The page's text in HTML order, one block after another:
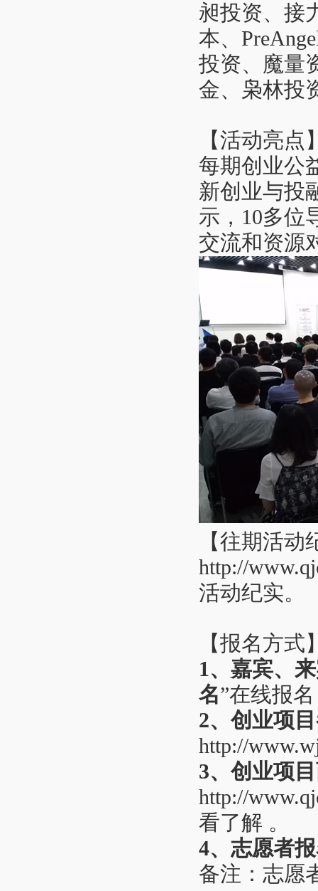
昶投资、接
本、
投资、魔量
金、枭林投
【活动亮点
每期创业公
新创业与投
示，10多位
交流和资源
【往期活
http://
活动纪实。
【报名方式
1、嘉宾、
名”在线报
2、创业项
http://
3、创业项
http://
看了解 。
4、志愿者
备注：志愿